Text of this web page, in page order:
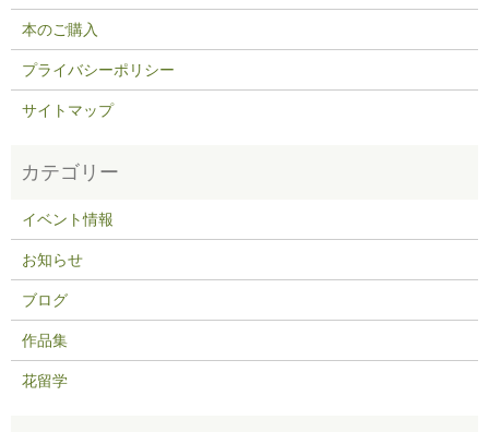
本のご購入
プライバシーポリシー
サイトマップ
イベント情報
お知らせ
ブログ
作品集
花留学